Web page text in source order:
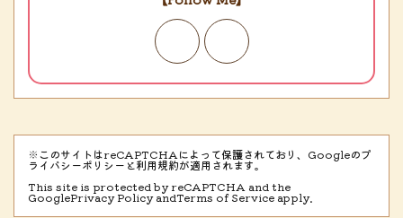
※このサイトはreCAPTCHAによって保護されており、Googleのプ
ライバシーポリシーと利用規約が適用されます。
This site is protected by reCAPTCHA and the
GooglePrivacy PolicyandTerms of Service apply.